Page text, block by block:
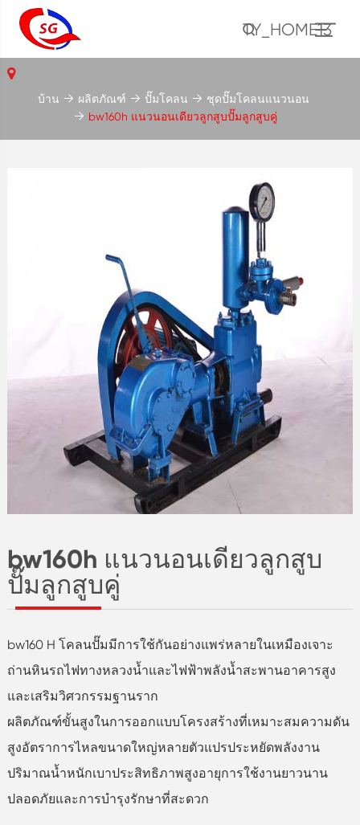
TY_HOME13
bw160h แนวนอนเดียวลูกสูบ
ปั๊มลูกสูบคู่
bw160 H โคลนปั๊มมีการใช้กันอย่างแพร่หลายในเหมืองเจาะ
ถ่านหินรถไฟทางหลวงน้ำและไฟฟ้าพลังน้ำสะพานอาคารสูง
และเสริมวิศวกรรมฐานราก
ผลิตภัณฑ์ขั้นสูงในการออกแบบโครงสร้างที่เหมาะสมความดัน
สูงอัตราการไหลขนาดใหญ่หลายตัวแปรประหยัดพลังงาน
ปริมาณน้ำหนักเบาประสิทธิภาพสูงอายุการใช้งานยาวนาน
ปลอดภัยและการบำรุงรักษาที่สะดวก
บ้าน ผลิตภัณฑ์ ปั๊มโคลน
ชุดปั๊มโคลนแนวนอน
bw160h แนวนอนเดียวลูกสูบปั๊มลูกสูบคู่